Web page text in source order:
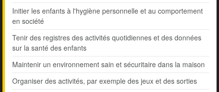
Initier les enfants à l'hygiène personnelle et au comportement
en société
Tenir des registres des activités quotidiennes et des données
sur la santé des enfants
Maintenir un environnement sain et sécuritaire dans la maison
Organiser des activités, par exemple des jeux et des sorties